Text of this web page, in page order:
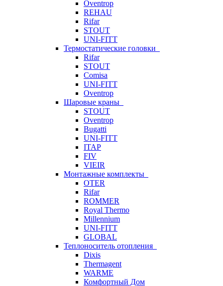
Oventrop
REHAU
Rifar
STOUT
UNI-FITT
Термостатические головки
Rifar
STOUT
Comisa
UNI-FITT
Oventrop
Шаровые краны
STOUT
Oventrop
Bugatti
UNI-FITT
ITAP
FIV
VIEIR
Монтажные комплекты
OTER
Rifar
ROMMER
Royal Thermo
Millennium
UNI-FITT
GLOBAL
Теплоноситель отопления
Dixis
Thermagent
WARME
Комфортный Дом